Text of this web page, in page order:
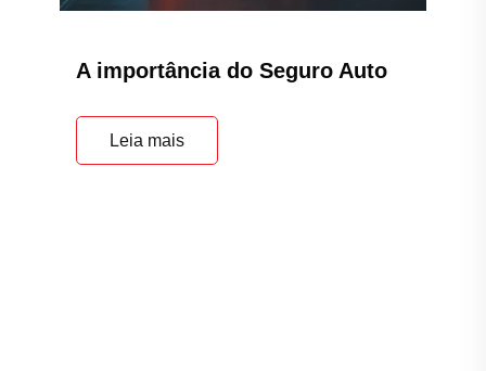
A importância do Seguro Auto
Leia mais